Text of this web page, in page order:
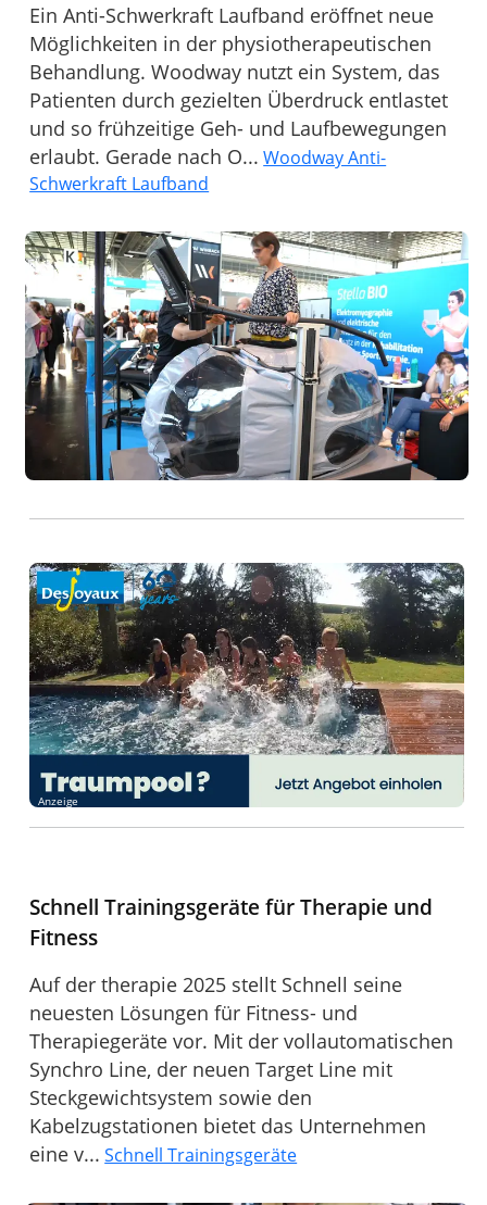
Ein Anti-Schwerkraft Laufband eröffnet neue
Möglichkeiten in der physiotherapeutischen
Behandlung. Woodway nutzt ein System, das
Patienten durch gezielten Überdruck entlastet
und so frühzeitige Geh- und Laufbewegungen
erlaubt. Gerade nach O... Woodway Anti-
Schwerkraft Laufband
Anzeige
Schnell Trainingsgeräte für Therapie und
Fitness
Auf der therapie 2025 stellt Schnell seine
neuesten Lösungen für Fitness- und
Therapiegeräte vor. Mit der vollautomatischen
Synchro Line, der neuen Target Line mit
Steckgewichtsystem sowie den
Kabelzugstationen bietet das Unternehmen
eine v... Schnell Trainingsgeräte